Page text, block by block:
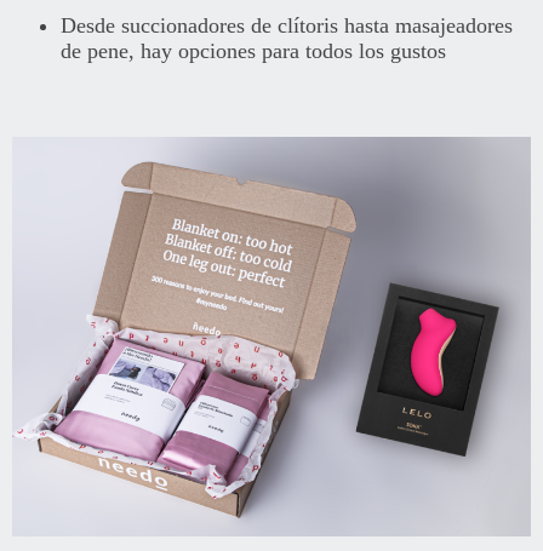
Desde succionadores de clítoris hasta masajeadores
de pene, hay opciones para todos los gustos